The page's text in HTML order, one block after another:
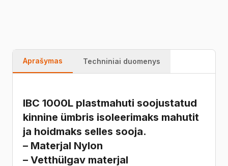
Aprašymas Techniniai duomenys
IBC 1000L plastmahuti soojustatud
kinnine ümbris isoleerimaks mahutit
ja hoidmaks selles sooja.
– Materjal Nylon
– Vetthülgav materjal